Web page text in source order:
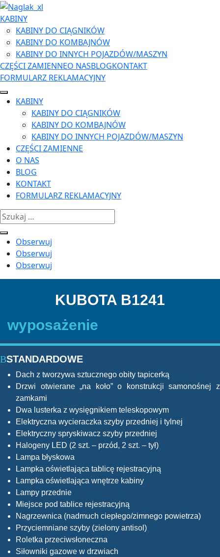
KABINY
KABINY DO CIĄGNIKÓW
KABINY DO KOMBAJNÓW
KABINY DO INNYCH POJAZDÓW/MASZYN
CZĘŚCI ZAMIENNEO NASBLOGKONTAKT
FORMULARZ REKLAMACYJNY
KABINY
KABINY DO CIĄGNIKÓW
KABINY DO KOMBAJNÓW
KABINY DO INNYCH POJAZDÓW/MASZYN
CZĘŚCI ZAMIENNE
O NAS
BLOG
KONTAKT
FORMULARZ REKLAMACYJNY
Obserwuj
Obserwuj
Obserwuj
KUBOTA B1241
wyposażenie
STANDARDOWE
Dach z tworzywa sztucznego obity tapicerką
Drzwi otwierane „na koło” o konstrukcji samonośnej z
zamkami
Dwa lusterka z wysięgnikiem teleskopowym
Elektryczna wycieraczka szyby przedniej i tylnej
Elektryczny spryskiwacz szyby przedniej
Halogeny LED (2 szt. – przód, 2 szt. – tył)
Lampa błyskowa
Lampka oświetlająca tablicę rejestracyjną
Lampka oświetlająca wnętrze kabiny
Lampy przednie
Miejsce pod tablice rejestracyjną
Nagrzewnica (nadmuch ciepłego/zimnego powietrza)
Przyciemniane szyby (zielony antisol)
Roletka przeciwsłoneczna
Siłowniki gazowe w drzwiach